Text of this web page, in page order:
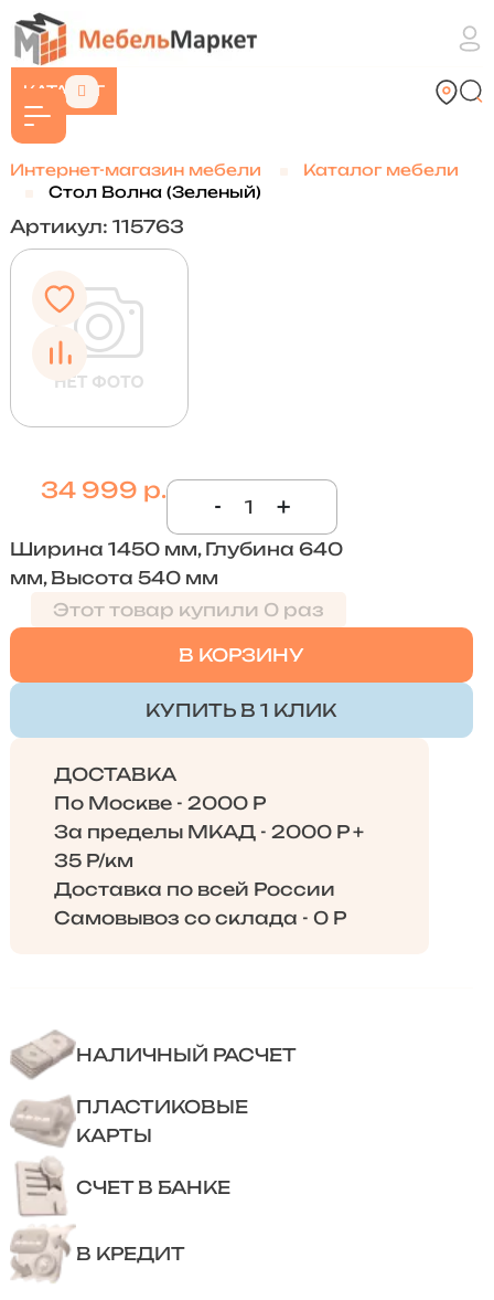
КАТАЛОГ
Интернет-магазин мебели
Каталог мебели
Стол Волна (Зеленый)
Артикул: 115763
34 999 р.
- +
Ширина 1450 мм, Глубина 640
мм, Высота 540 мм
Этот товар купили 0 раз
В КОРЗИНУ
КУПИТЬ В 1 КЛИК
ДОСТАВКА
По Москве - 2000 Р
За пределы МКАД - 2000 Р +
35 Р/км
Доставка по всей России
Самовывоз со склада - 0 Р
НАЛИЧНЫЙ РАСЧЕТ
ПЛАСТИКОВЫЕ
КАРТЫ
СЧЕТ В БАНКЕ
В КРЕДИТ